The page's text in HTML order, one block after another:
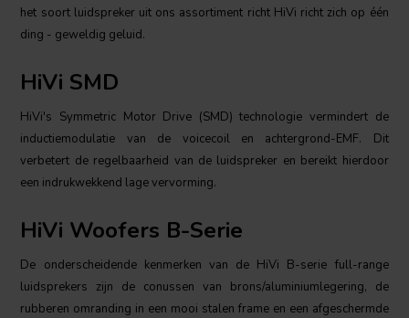
het soort luidspreker uit ons assortiment richt HiVi richt zich op één
ding - geweldig geluid.
HiVi SMD
HiVi's Symmetric Motor Drive (SMD) technologie vermindert de
inductiemodulatie van de voicecoil en achtergrond-EMF. Dit
verbetert de regelbaarheid van de luidspreker en bereikt hierdoor
een indrukwekkend lage vervorming.
HiVi Woofers B-Serie
De onderscheidende kenmerken van de HiVi B-serie full-range
luidsprekers zijn de conussen van brons/aluminiumlegering, de
rubberen omranding in een mooi stalen frame en een afgeschermde